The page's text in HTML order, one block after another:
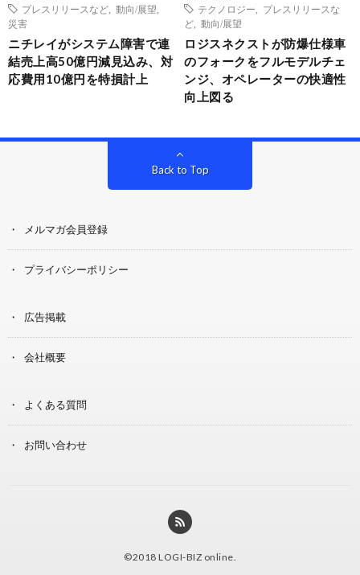
プレスリリースなど
動向/展望
災害
ニチレイがシステム障害で連
結売上高50億円減見込み、対
応費用10億円を特損計上
テクノロジー
プレスリリースな
ど
動向/展望
ロジスネクストが防爆仕様車
のフォークをフルモデルチェ
ンジ、オペレーターの快適性
向上図る
Back to Top
メルマガ会員登録
プライバシーポリシー
広告掲載
会社概要
よくある質問
お問い合わせ
©2018 LOGI-BIZ online